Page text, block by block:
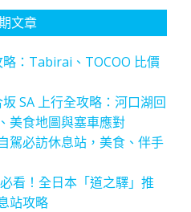
文章
：Tabirai、TOCOO 比價
坂 SA 上行全攻略：河口湖回
美食地圖與塞車應對
駕必訪休息站，美食、伴手
看！全日本「道之驛」推
站攻略